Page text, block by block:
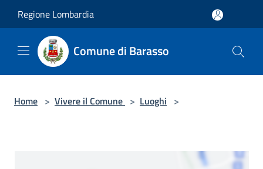
Regione Lombardia
Comune di Barasso
Home > Vivere il Comune > Luoghi >